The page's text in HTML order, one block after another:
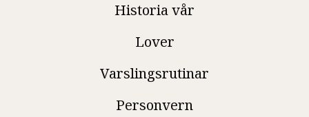
Historia vår
Lover
Varslingsrutinar
Personvern